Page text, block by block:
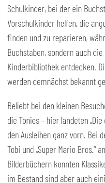
Schulkinder, bei der ein
Vorschulkinder helfen, die
finden und zu reparieren,
Buchstaben, sondern auch
Kinderbibliothek entdecken.
werden demnächst bekannt
Beliebt bei den kleinen
die Tonies – hier landeten
den Ausleihen ganz vorn. Bei
Tobi und „Super Mario Bros.“
Bilderbüchern konnten
im Bestand sind aber auch